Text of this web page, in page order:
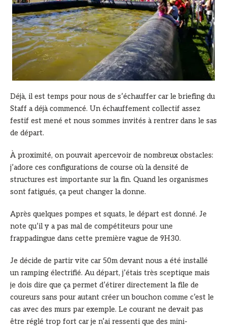
Déjà, il est temps pour nous de s’échauffer car le briefing du
Staff a déjà commencé. Un échauffement collectif assez
festif est mené et nous sommes invités à rentrer dans le sas
de départ.
À proximité, on pouvait apercevoir de nombreux obstacles:
j’adore ces configurations de course où la densité de
structures est importante sur la fin. Quand les organismes
sont fatigués, ça peut changer la donne.
Après quelques pompes et squats, le départ est donné. Je
note qu’il y a pas mal de compétiteurs pour une
frappadingue dans cette première vague de 9H30.
Je décide de partir vite car 50m devant nous a été installé
un ramping électrifié. Au départ, j’étais très sceptique mais
je dois dire que ça permet d’étirer directement la file de
coureurs sans pour autant créer un bouchon comme c’est le
cas avec des murs par exemple. Le courant ne devait pas
être réglé trop fort car je n’ai ressenti que des mini-